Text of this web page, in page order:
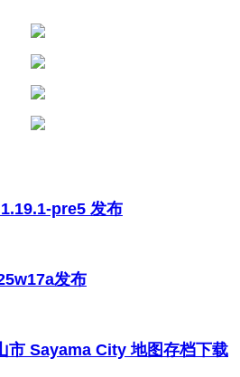
pre5 发布
发布
市 Sayama City 地图存档下载